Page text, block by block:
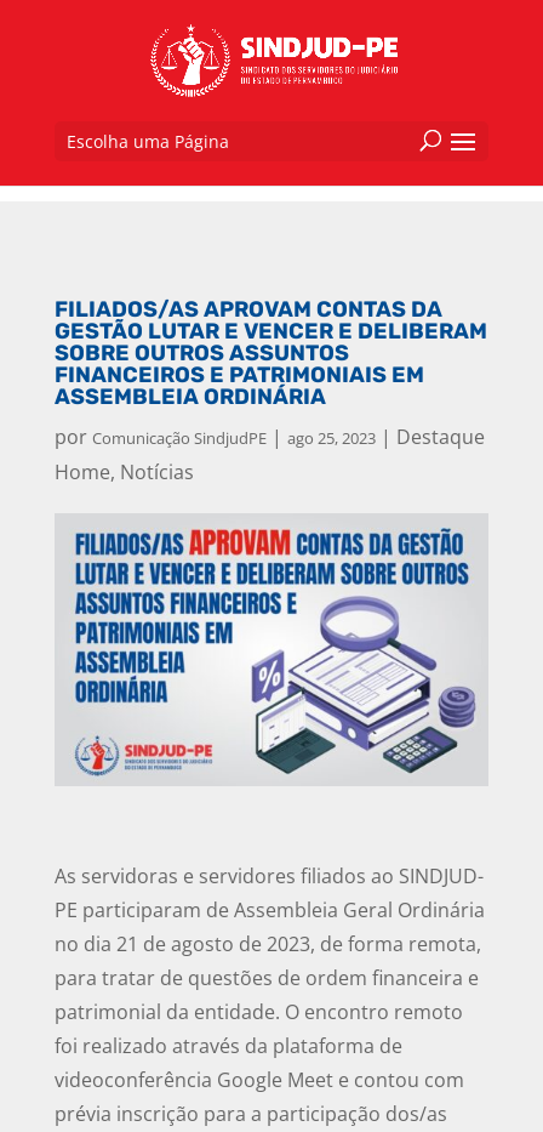
Escolha uma Página
FILIADOS/AS APROVAM CONTAS DA
GESTÃO LUTAR E VENCER E DELIBERAM
SOBRE OUTROS ASSUNTOS
FINANCEIROS E PATRIMONIAIS EM
ASSEMBLEIA ORDINÁRIA
por Comunicação SindjudPE| ago 25, 2023| Destaque
Home, Notícias
As servidoras e servidores filiados ao SINDJUD-
PE participaram de Assembleia Geral Ordinária
no dia 21 de agosto de 2023, de forma remota,
para tratar de questões de ordem financeira e
patrimonial da entidade. O encontro remoto
foi realizado através da plataforma de
videoconferência Google Meet e contou com
prévia inscrição para a participação dos/as